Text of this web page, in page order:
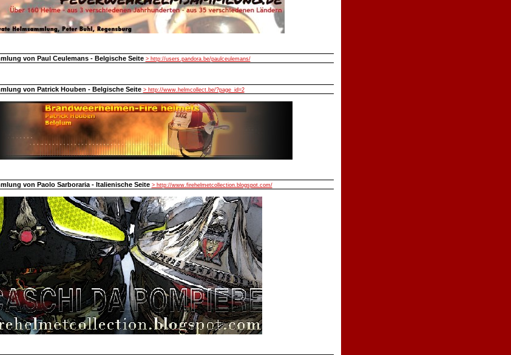
von Paul Ceulemans - Belgische Seite > http://users.pandora.be/paulceulemans/
von Patrick Houben - Belgische Seite > http://www.helmcollect.be/?page_id=2
von Paolo Sarboraria - Italienische Seite > http://www.firehelmetcollection.blogspot.com/